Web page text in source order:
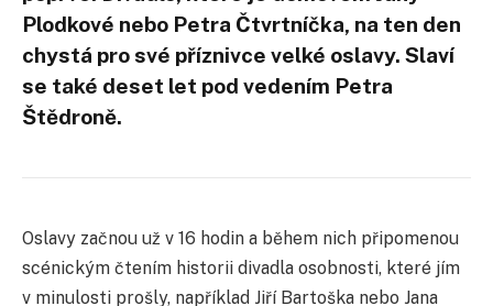
Plodkové nebo Petra Čtvrtníčka, na ten den
chystá pro své příznivce velké oslavy. Slaví
se také deset let pod vedením Petra
Štědroně.
Oslavy začnou už v 16 hodin a během nich připomenou
scénickým čtením historii divadla osobnosti, které jím
v minulosti prošly, například Jiří Bartoška nebo Jana